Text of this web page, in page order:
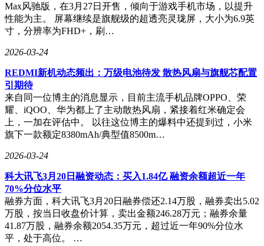
针对新平台装机用户及游戏玩家，致态小翼e7以高性能表现脱
2482分的综合成绩，带宽达到393.82MB/s，平均存储时间仅
67μs。这一数据表明其能够轻松应对4K视频渲染、3A游戏加
载等高负载场景，有效减少系统卡顿与等待时间。产品采用长
江存储原厂闪存颗粒，结合智能缓存算法，在持续读写过程中
保持性能稳定，满足内容创作者对效率的严苛要求。
对于老旧电脑升级用户，致态小翼S001则提供了更具普适性
的选择。这款2.5英寸SATA接口固态硬盘兼容绝大多数台式机
与笔记本电脑，即插即用的设计让普通用户无需专业工具即可
565.63MB/s和525.82MB/s，较传统机械硬盘提升超4倍。在
CrystalDiskMark测试中，4K随机读写性能同样表现优异，可
显著缩短系统启动、软件加载及多任务切换时间。
Max风驰版，在3月27日开售，倾向于游戏手机市场，以提升
性能为主。 屏幕继续是旗舰级的超透亮灵珑屏，大小为6.9英
寸，分辨率为FHD+，刷…
2026-03-24
REDMI新机动态频出：万级电池待发 散热风扇与旗舰芯配置
引期待
来自同一位博主的消息显示，目前主流手机品牌OPPO、荣
耀、iQOO、华为都上了主动散热风扇，紧接着红米确定会
上，一加在评估中。 以往这位博主的爆料中还提到过，小米
旗下一款额定8380mAh/典型值8500m…
2026-03-24
科大讯飞3月20日融资动态：买入1.84亿 融资余额超近一年
70%分位水平
融券方面，科大讯飞3月20日融券偿还2.14万股，融券卖出5.02
万股，按当日收盘价计算，卖出金额246.28万元；融券余量
41.87万股，融券余额2054.35万元，超过近一年90%分位水
平，处于高位。 …